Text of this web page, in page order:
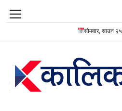
सोमवार, साउन